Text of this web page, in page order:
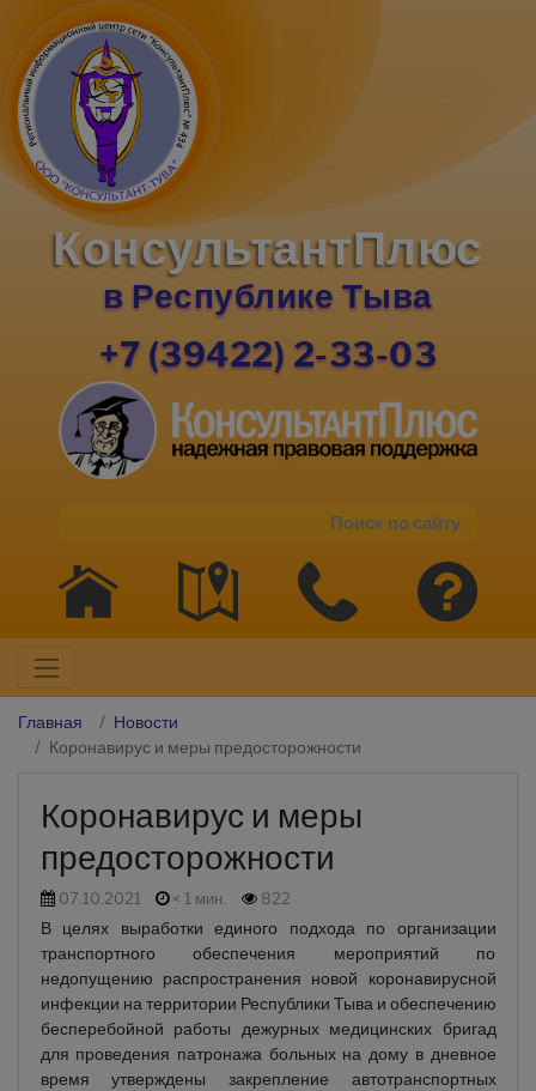
КонсультантПлюс
в Республике Тыва
+7 (39422) 2-33-03
Главная
Новости
Коронавирус и меры предосторожности
Коронавирус и меры
предосторожности
07.10.2021 < 1 мин.
822
В целях выработки единого подхода по организации
транспортного обеспечения мероприятий по
недопущению распространения новой коронавирусной
инфекции на территории Республики Тыва и обеспечению
бесперебойной работы дежурных медицинских бригад
для проведения патронажа больных на дому в дневное
время утверждены закрепление автотранспортных